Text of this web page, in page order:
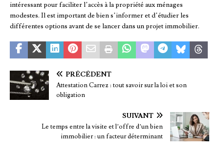
intéressant pour faciliter l’accès à la propriété aux ménages
modestes. Il est important de bien s’informer et d’étudier les
différentes options avant de se lancer dans un projet immobilier.
PRÉCÉDENT
Attestation Carrez : tout savoir sur la loi et son
obligation
SUIVANT
Le temps entre la visite et l’offre d’un bien
immobilier : un facteur déterminant